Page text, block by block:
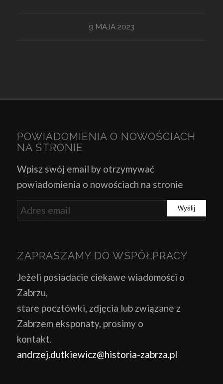
9 MAJA 2023
POWIADOMIENIA O NOWOŚCIACH
NA STRONIE
Wpisz swój email by otrzymywać
powiadomienia o nowościach na stronie
ZAPRASZAMY DO WSPÓŁPRACY
Jeżeli posiadacie ciekawe wiadomości o
Zabrzu,
stare pocztówki, zdjęcia lub związane z
Zabrzem eksponaty, prosimy o
kontakt.
andrzej.dutkiewicz@historia-zabrza.pl